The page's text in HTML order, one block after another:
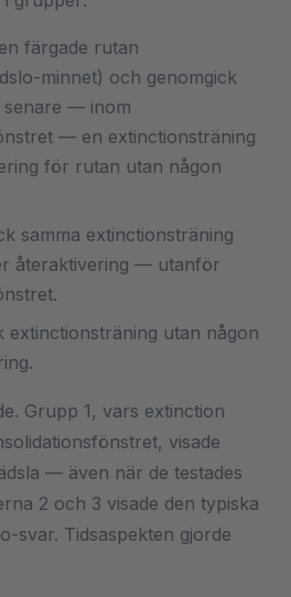
färgade rutan
minnet) och genomgick
senare — inom
— en extinctionsträning
för rutan utan någon
samma extinctionsträning
återaktivering — utanför
extinctionsträning utan någon
Grupp 1, vars extinction
visade
— även när de testades
2 och 3 visade den typiska
svar. Tidsaspekten gjorde